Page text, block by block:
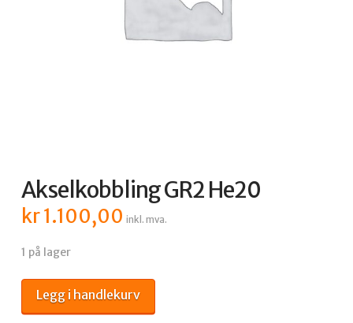
Akselkobbling GR2 He20
kr1.100,00 inkl. mva.
1 på lager
Akselkobbling
Legg i handlekurv